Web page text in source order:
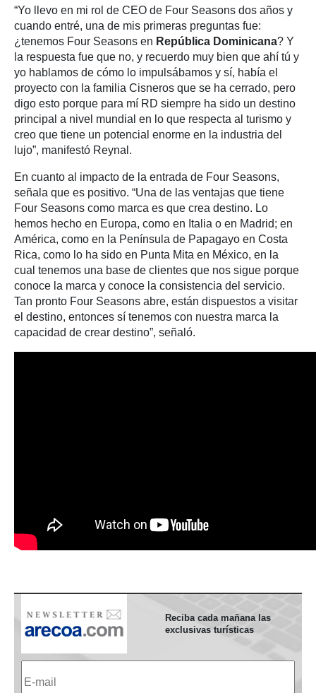
“Yo llevo en mi rol de CEO de Four Seasons dos años y
cuando entré, una de mis primeras preguntas fue:
¿tenemos Four Seasons en República Dominicana? Y
la respuesta fue que no, y recuerdo muy bien que ahí tú y
yo hablamos de cómo lo impulsábamos y sí, había el
proyecto con la familia Cisneros que se ha cerrado, pero
digo esto porque para mí RD siempre ha sido un destino
principal a nivel mundial en lo que respecta al turismo y
creo que tiene un potencial enorme en la industria del
lujo”, manifestó Reynal.
En cuanto al impacto de la entrada de Four Seasons,
señala que es positivo. “Una de las ventajas que tiene
Four Seasons como marca es que crea destino. Lo
hemos hecho en Europa, como en Italia o en Madrid; en
América, como en la Península de Papagayo en Costa
Rica, como lo ha sido en Punta Mita en México, en la
cual tenemos una base de clientes que nos sigue porque
conoce la marca y conoce la consistencia del servicio.
Tan pronto Four Seasons abre, están dispuestos a visitar
el destino, entonces sí tenemos con nuestra marca la
capacidad de crear destino”, señaló.
Reciba cada mañana las
exclusivas turísticas